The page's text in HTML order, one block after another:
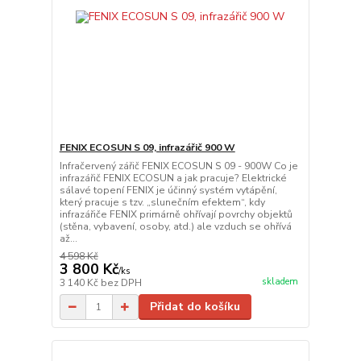
FENIX ECOSUN S 09, infrazářič 900 W
Infračervený zářič FENIX ECOSUN S 09 - 900W Co je
infrazářič FENIX ECOSUN a jak pracuje? Elektrické
sálavé topení FENIX je účinný systém vytápění,
který pracuje s tzv. „slunečním efektem“, kdy
infrazářiče FENIX primárně ohřívají povrchy objektů
(stěna, vybavení, osoby, atd.) ale vzduch se ohřívá
až...
4 598 Kč
3 800 Kč/ks
3 140 Kč bez DPH skladem
Přidat do košíku